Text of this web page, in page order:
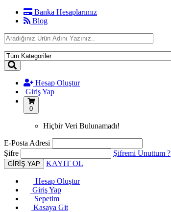
Banka Hesaplarımız
Blog
Hesap Oluştur
Giriş Yap
0
Hiçbir Veri Bulunamadı!
E-Posta Adresi
Şifre
Şifremi Unuttum ?
KAYIT OL
Hesap Oluştur
Giriş Yap
Sepetim
Kasaya Git